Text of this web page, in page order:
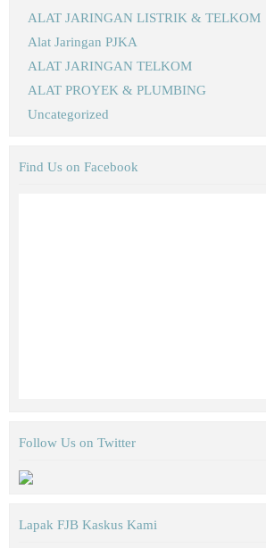
ALAT JARINGAN LISTRIK & TELKOM
Alat Jaringan PJKA
ALAT JARINGAN TELKOM
ALAT PROYEK & PLUMBING
Uncategorized
Find Us on Facebook
Follow Us on Twitter
Lapak FJB Kaskus Kami